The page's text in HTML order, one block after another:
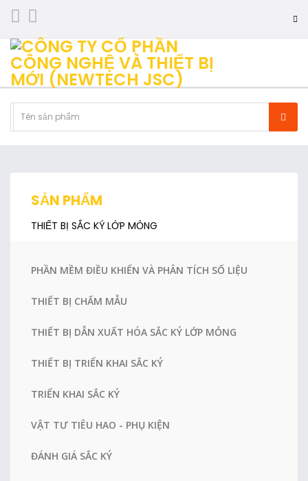
SẢN PHẨM
THIẾT BỊ SẮC KÝ LỚP MỎNG
PHẦN MỀM ĐIỀU KHIỂN VÀ PHÂN TÍCH SỐ LIỆU
THIẾT BỊ CHẤM MẪU
THIẾT BỊ DẪN XUẤT HÓA SẮC KÝ LỚP MỎNG
THIẾT BỊ TRIỂN KHAI SẮC KÝ
TRIỂN KHAI SẮC KÝ
VẬT TƯ TIÊU HAO - PHỤ KIỆN
ĐÁNH GIÁ SẮC KÝ